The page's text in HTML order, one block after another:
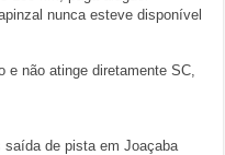
nunca esteve disponível
e não atinge diretamente SC,
saída de pista em Joaçaba